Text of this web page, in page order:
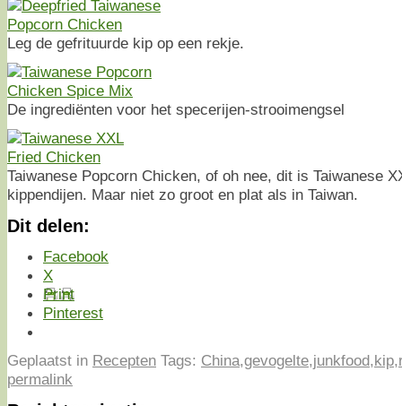
Leg de gefrituurde kip op een rekje.
De ingrediënten voor het specerijen-strooimengsel
Taiwanese Popcorn Chicken, of oh nee, dit is Taiwanese
kippendijen. Maar niet zo groot en plat als in Taiwan.
Dit delen:
Facebook
X
Print
Pinterest
Geplaatst in Recepten Tags: China,gevogelte,junkfood,kip,
permalink